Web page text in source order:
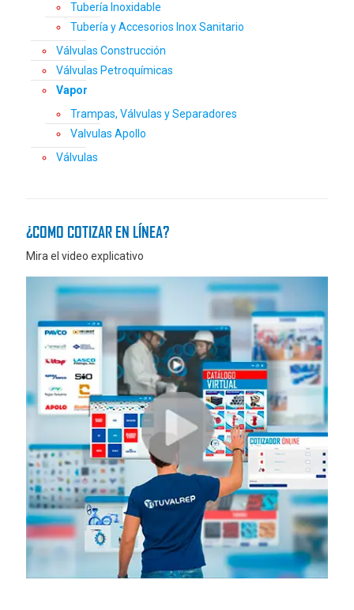
Tubería Inoxidable
Tubería y Accesorios Inox Sanitario
Válvulas Construcción
Válvulas Petroquímicas
Vapor
Trampas, Válvulas y Separadores
Valvulas Apollo
Válvulas
¿COMO COTIZAR EN LÍNEA?
Mira el video explicativo